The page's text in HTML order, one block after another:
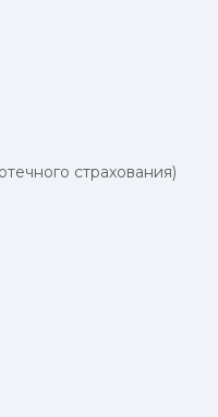
страхования)